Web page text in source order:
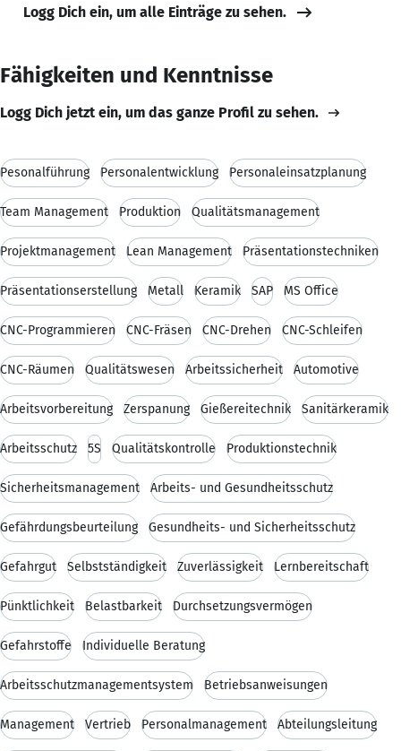
Logg Dich ein, um alle Einträge zu sehen.
Fähigkeiten und Kenntnisse
Logg Dich jetzt ein, um das ganze Profil zu sehen.
Pesonalführung Personalentwicklung Personaleinsatzplanung
Team Management Produktion Qualitätsmanagement
Projektmanagement Lean Management Präsentationstechniken
Präsentationserstellung Metall Keramik SAP MS Office
CNC-Programmieren CNC-Fräsen CNC-Drehen CNC-Schleifen
CNC-Räumen Qualitätswesen Arbeitssicherheit Automotive
Arbeitsvorbereitung Zerspanung Gießereitechnik Sanitärkeramik
Arbeitsschutz 5S Qualitätskontrolle Produktionstechnik
Sicherheitsmanagement Arbeits- und Gesundheitsschutz
Gefährdungsbeurteilung Gesundheits- und Sicherheitsschutz
Gefahrgut Selbstständigkeit Zuverlässigkeit Lernbereitschaft
Pünktlichkeit Belastbarkeit Durchsetzungsvermögen
Gefahrstoffe Individuelle Beratung
Arbeitsschutzmanagementsystem Betriebsanweisungen
Management Vertrieb Personalmanagement Abteilungsleitung